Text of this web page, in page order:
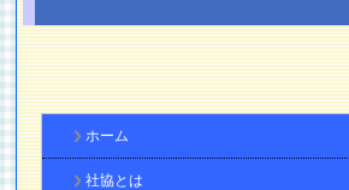
ホーム
社協とは